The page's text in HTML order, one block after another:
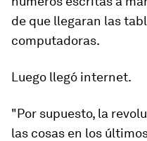
de que llegaran las
computadoras.
Luego llegó internet.
"Por supuesto, la
las cosas en los